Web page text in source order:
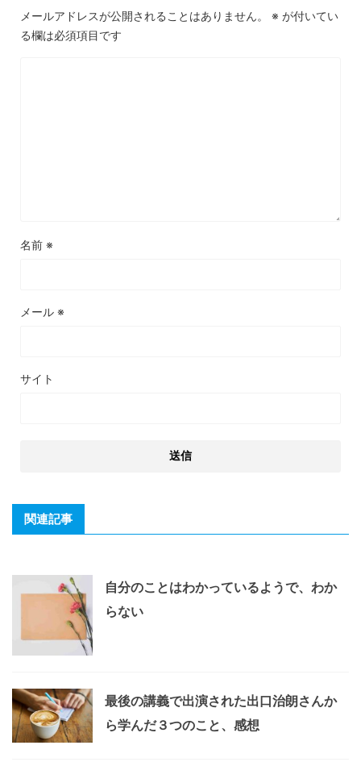
メールアドレスが公開されることはありません。 ※ が付いてい
る欄は必須項目です
名前 ※
メール ※
サイト
関連記事
自分のことはわかっているようで、わか
らない
最後の講義で出演された出口治朗さんか
ら学んだ３つのこと、感想